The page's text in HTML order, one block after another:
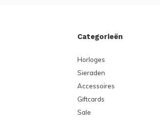
Categorieën
Horloges
Sieraden
Accessoires
Giftcards
Sale